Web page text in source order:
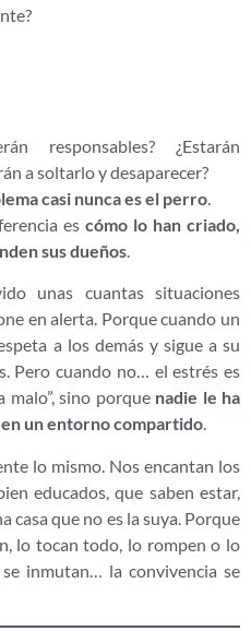
responsables? ¿Estarán
a soltarlo y desaparecer?
casi nunca es el perro.
es cómo lo han criado,
sus dueños.
unas cuantas situaciones
en alerta. Porque cuando un
a los demás y sigue a su
Pero cuando no… el estrés es
malo”, sino porque nadie le ha
un entorno compartido.
lo mismo. Nos encantan los
educados, que saben estar,
casa que no es la suya. Porque
lo tocan todo, lo rompen o lo
inmutan… la convivencia se